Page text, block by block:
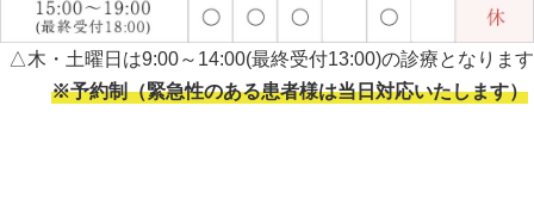
△木・土曜日は9:00～14:00(最終受付13:00)の診療となります
※予約制（緊急性のある患者様は当日対応いたします）